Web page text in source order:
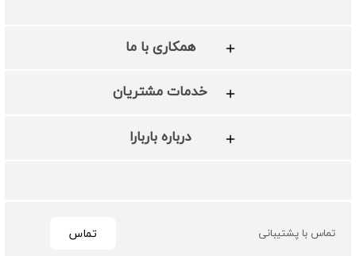
همکاری با ما
خدمات مشتریان
درباره باربارا
تماس با پشتیبانی تماس